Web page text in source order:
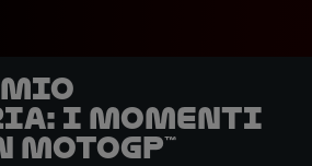
i momenti